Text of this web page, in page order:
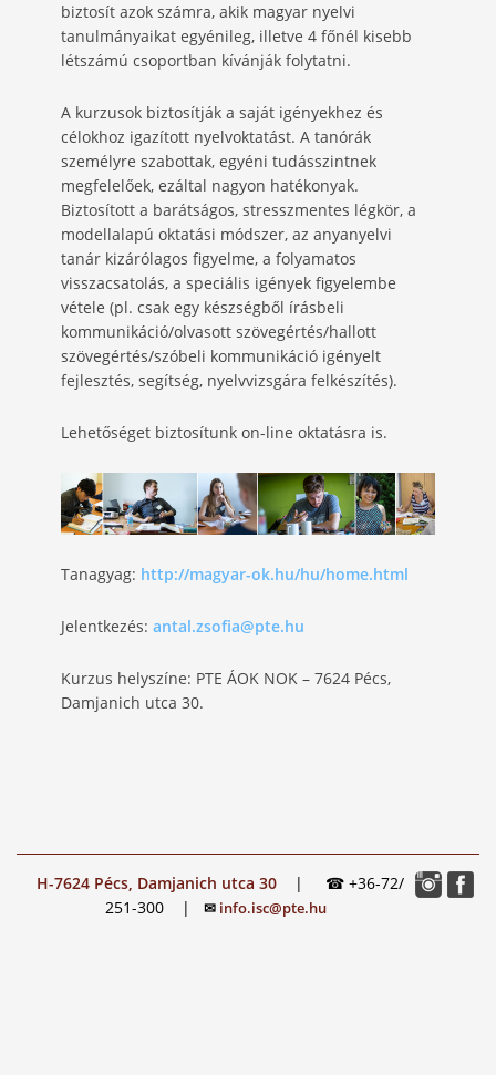
biztosít azok számra, akik magyar nyelvi
tanulmányaikat egyénileg, illetve 4 főnél kisebb
létszámú csoportban kívánják folytatni.
A kurzusok biztosítják a saját igényekhez és
célokhoz igazított nyelvoktatást. A tanórák
személyre szabottak, egyéni tudásszintnek
megfelelőek, ezáltal nagyon hatékonyak.
Biztosított a barátságos, stresszmentes légkör, a
modellalapú oktatási módszer, az anyanyelvi
tanár kizárólagos figyelme, a folyamatos
visszacsatolás, a speciális igények figyelembe
vétele (pl. csak egy készségből írásbeli
kommunikáció/olvasott szövegértés/hallott
szövegértés/szóbeli kommunikáció igényelt
fejlesztés, segítség, nyelvvizsgára felkészítés).
Lehetőséget biztosítunk on-line oktatásra is.
Tanagyag: http://magyar-ok.hu/hu/home.html
Jelentkezés: antal.zsofia@pte.hu
Kurzus helyszíne: PTE ÁOK NOK – 7624 Pécs,
Damjanich utca 30.
H-7624 Pécs, Damjanich utca 30 | ☎ +36-72/
251-300
| ✉ info.isc@pte.hu